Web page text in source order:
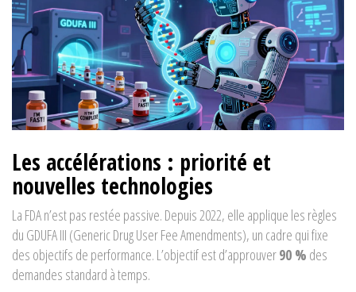
Les accélérations : priorité et
nouvelles technologies
La FDA n’est pas restée passive. Depuis 2022, elle applique les règles
du GDUFA III (Generic Drug User Fee Amendments), un cadre qui fixe
des objectifs de performance. L’objectif est d’approuver90 % des
demandes standard à temps.